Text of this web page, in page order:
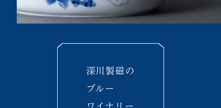
深川製磁の
ブルー